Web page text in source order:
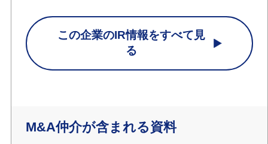
この企業のIR情報をすべて見
る
M&A仲介が含まれる資料